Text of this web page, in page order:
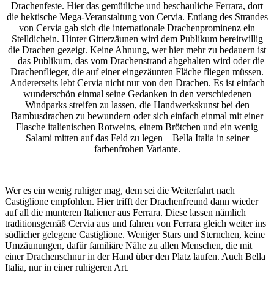
Drachenfeste. Hier das gemütliche und beschauliche Ferrara, dort
die hektische Mega-Veranstaltung von Cervia. Entlang des Strandes
von Cervia gab sich die internationale Drachenprominenz ein
Stelldichein. Hinter Gitterzäunen wird dem Publikum bereitwillig
die Drachen gezeigt. Keine Ahnung, wer hier mehr zu bedauern ist
– das Publikum, das vom Drachenstrand abgehalten wird oder die
Drachenflieger, die auf einer eingezäunten Fläche fliegen müssen.
Andererseits lebt Cervia nicht nur von den Drachen. Es ist einfach
wunderschön einmal seine Gedanken in den verschiedenen
Windparks streifen zu lassen, die Handwerkskunst bei den
Bambusdrachen zu bewundern oder sich einfach einmal mit einer
Flasche italienischen Rotweins, einem Brötchen und ein wenig
Salami mitten auf das Feld zu legen – Bella Italia in seiner
farbenfrohen Variante.
Wer es ein wenig ruhiger mag, dem sei die Weiterfahrt nach
Castiglione empfohlen. Hier trifft der Drachenfreund dann wieder
auf all die munteren Italiener aus Ferrara. Diese lassen nämlich
traditionsgemäß Cervia aus und fahren von Ferrara gleich weiter ins
südlicher gelegene Castiglione. Weniger Stars und Sternchen, keine
Umzäunungen, dafür familiäre Nähe zu allen Menschen, die mit
einer Drachenschnur in der Hand über den Platz laufen. Auch Bella
Italia, nur in einer ruhigeren Art.